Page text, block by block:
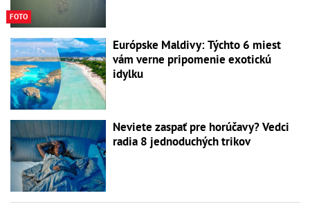
FOTO
Európske Maldivy: Týchto 6 miest
vám verne pripomenie exotickú
idylku
Neviete zaspať pre horúčavy? Vedci
radia 8 jednoduchých trikov